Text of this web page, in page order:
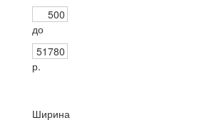
до
р.
Ширина